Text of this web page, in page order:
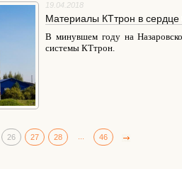
19.04.2018
Материалы КТтрон в
В минувшем году на
системы КТтрон.
26 27 28 46